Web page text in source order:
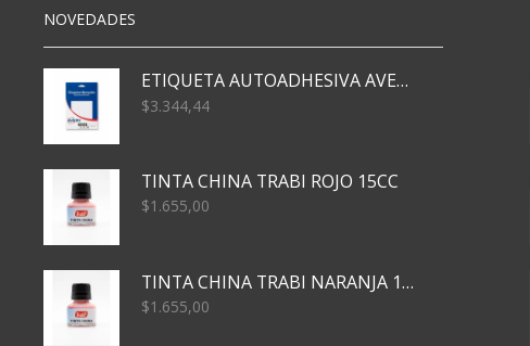
NOVEDADES
ETIQUETA AUTOADHESIVA AVERY 3026 30H 20 X 70
$3.344,44
TINTA CHINA TRABI ROJO 15CC
$1.655,00
TINTA CHINA TRABI NARANJA 15CC
$1.655,00